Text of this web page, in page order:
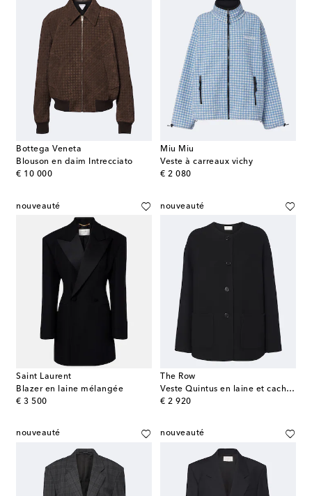
Bottega Veneta
Blouson en daim Intrecciato
€ 10 000
original price
Miu Miu
Veste à carreaux vichy
€ 2 080
original price
nouveauté
Saint Laurent
Blazer en laine mélangée
€ 3 500
original price
nouveauté
The Row
Veste Quintus en laine et cachemire mélangés
€ 2 920
original price
nouveauté nouveauté